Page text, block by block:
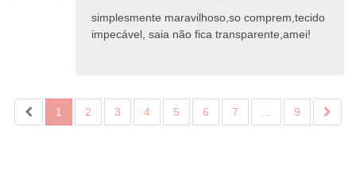
simplesmente maravilhoso,so comprem,tecido
impecável, saia não fica transparente,amei!
1 2 3 4 5 6 7 ... 9